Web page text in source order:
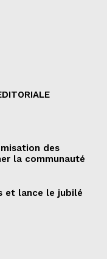
des
la communauté
et lance le jubilé